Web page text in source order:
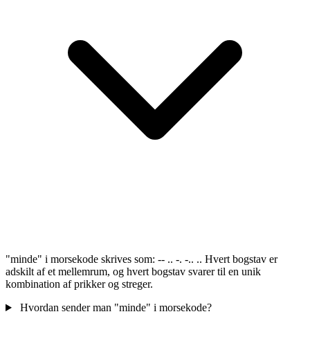
"minde" i morsekode skrives som: -- .. -. -.. .. Hvert bogstav er
adskilt af et mellemrum, og hvert bogstav svarer til en unik
kombination af prikker og streger.
Hvordan sender man "minde" i morsekode?